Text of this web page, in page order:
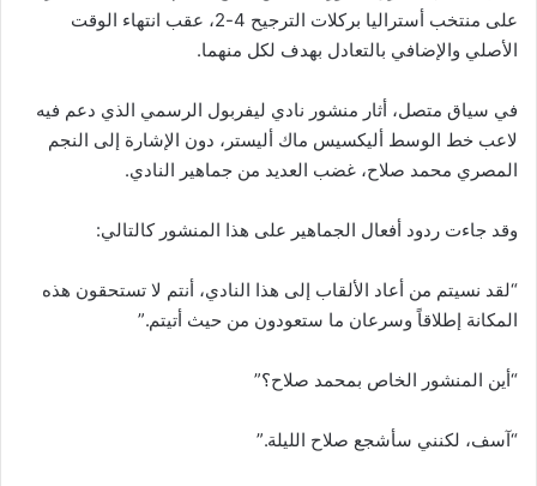
على منتخب أستراليا بركلات الترجيح 4-2، عقب انتهاء الوقت
الأصلي والإضافي بالتعادل بهدف لكل منهما.
في سياق متصل، أثار منشور نادي ليفربول الرسمي الذي دعم فيه
لاعب خط الوسط أليكسيس ماك أليستر، دون الإشارة إلى النجم
المصري محمد صلاح، غضب العديد من جماهير النادي.
وقد جاءت ردود أفعال الجماهير على هذا المنشور كالتالي:
“لقد نسيتم من أعاد الألقاب إلى هذا النادي، أنتم لا تستحقون هذه
المكانة إطلاقاً وسرعان ما ستعودون من حيث أتيتم.”
“أين المنشور الخاص بمحمد صلاح؟”
“آسف، لكنني سأشجع صلاح الليلة.”